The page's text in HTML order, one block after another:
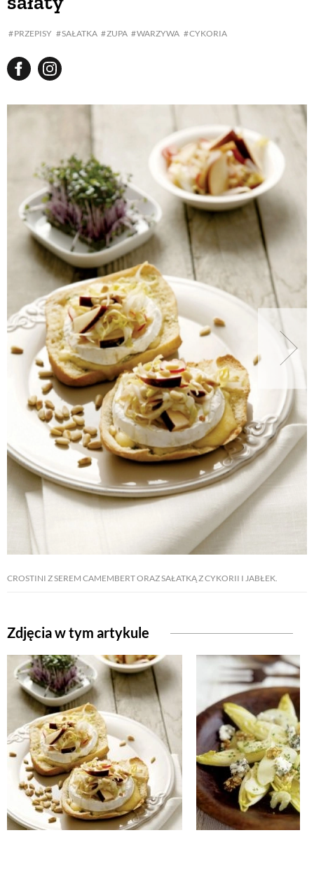
PRZEPISY SAŁATKA ZUPA WARZYWA CYKORIA
CROSTINI Z SEREM CAMEMBERT ORAZ SAŁATKĄ Z CYKORII I JABŁEK.
Zdjęcia w tym artykule